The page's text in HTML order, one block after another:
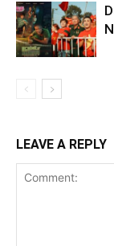
LEAVE A REPLY